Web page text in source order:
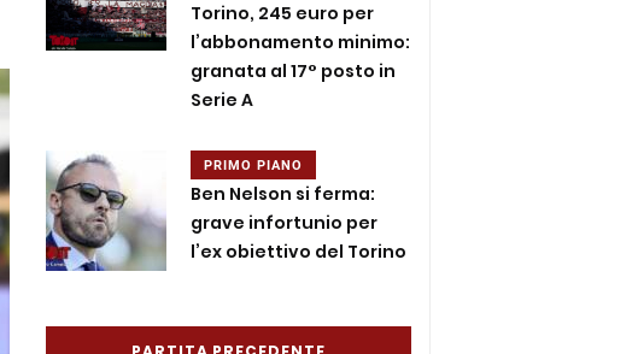
Torino, 245 euro per
l’abbonamento minimo:
granata al 17° posto in
Serie A
PRIMO PIANO
Ben Nelson si ferma:
grave infortunio per
l’ex obiettivo del Torino